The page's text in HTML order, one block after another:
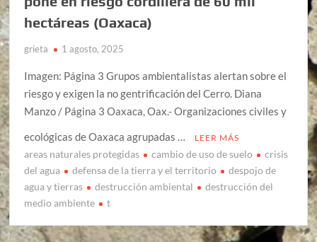
hectáreas (Oaxaca)
grieta 1 agosto, 2025
Imagen: Página 3 Grupos ambientalistas alertan sobre el
riesgo y exigen la no gentrificación del Cerro. Diana
Manzo / Página 3 Oaxaca, Oax.- Organizaciones civiles y
ecológicas de Oaxaca agrupadas …
LEER MÁS
areas naturales protegidas cambio de uso de suelo
crisis
del agua
defensa de la tierra y el territorio
despojo de
agua y tierras
destrucción ambiental
destrucción del
medio ambiente
t